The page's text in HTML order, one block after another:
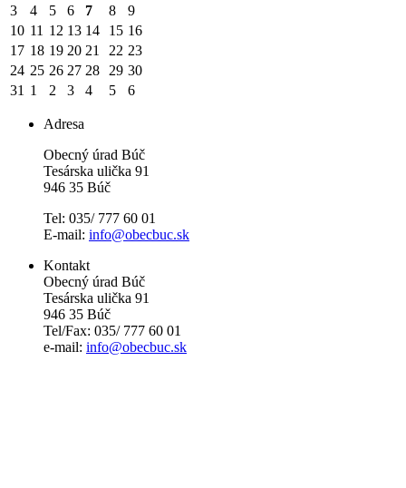
3
4 5 6 7 8
9
10 11 12 13 14 15 16
17 18 19 20 21 22 23
24 25 26 27 28 29 30
31 1 2 3 4 5 6
Adresa
Obecný úrad Búč
Tesárska ulička 91
946 35 Búč
Tel: 035/ 777 60 01
E-mail: info@obecbuc.sk
Kontakt
Obecný úrad Búč
Tesárska ulička 91
946 35 Búč
Tel/Fax: 035/ 777 60 01
e-mail: info@obecbuc.sk